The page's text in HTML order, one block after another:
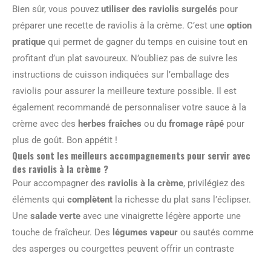
Bien sûr, vous pouvez utiliser des raviolis surgelés pour
préparer une recette de raviolis à la crème. C’est une option
pratique qui permet de gagner du temps en cuisine tout en
profitant d’un plat savoureux. N’oubliez pas de suivre les
instructions de cuisson indiquées sur l’emballage des
raviolis pour assurer la meilleure texture possible. Il est
également recommandé de personnaliser votre sauce à la
crème avec des herbes fraîches ou du fromage râpé pour
plus de goût. Bon appétit !
Quels sont les meilleurs accompagnements pour servir avec
des raviolis à la crème ?
Pour accompagner des raviolis à la crème, privilégiez des
éléments qui complètent la richesse du plat sans l’éclipser.
Une salade verte avec une vinaigrette légère apporte une
touche de fraîcheur. Des légumes vapeur ou sautés comme
des asperges ou courgettes peuvent offrir un contraste